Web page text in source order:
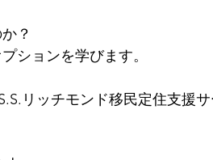
？
ションを学びます。
リッチモンド移民定住支援